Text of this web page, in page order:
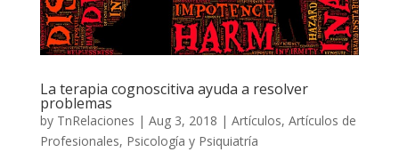
La terapia cognoscitiva ayuda a resolver
problemas
by TnRelaciones | Aug 3, 2018 | Artículos, Artículos de
Profesionales, Psicología y Psiquiatría